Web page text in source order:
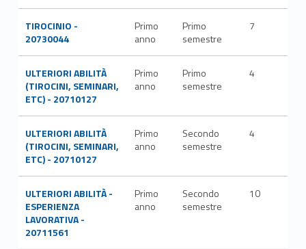
TIROCINIO -
20730044
Primo
anno
Primo
semestre
7
ULTERIORI ABILITÀ
(TIROCINI, SEMINARI,
ETC) - 20710127
Primo
anno
Primo
semestre
4
ULTERIORI ABILITÀ
(TIROCINI, SEMINARI,
ETC) - 20710127
Primo
anno
Secondo
semestre
4
ULTERIORI ABILITÀ -
ESPERIENZA
LAVORATIVA -
20711561
Primo
anno
Secondo
semestre
10